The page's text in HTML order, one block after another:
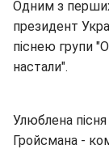
Одним з
президент
піснею групи
настали".
Улюблена
Гройсмана -